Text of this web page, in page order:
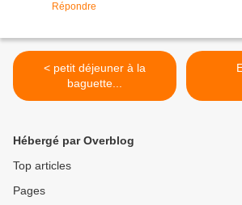
Répondre
< petit déjeuner à la
baguette...
Hébergé par Overblog
Top articles
Pages